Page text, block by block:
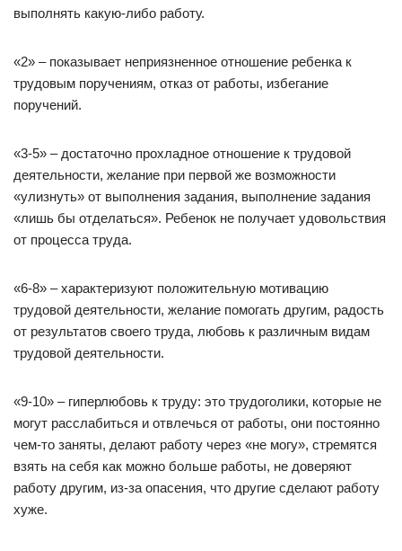
выполнять какую-либо работу.
«2» – показывает неприязненное отношение ребенка к
трудовым поручениям, отказ от работы, избегание
поручений.
«3-5» – достаточно прохладное отношение к трудовой
деятельности, желание при первой же возможности
«улизнуть» от выполнения задания, выполнение задания
«лишь бы отделаться». Ребенок не получает удовольствия
от процесса труда.
«6-8» – характеризуют положительную мотивацию
трудовой деятельности, желание помогать другим, радость
от результатов своего труда, любовь к различным видам
трудовой деятельности.
«9-10» – гиперлюбовь к труду: это трудоголики, которые не
могут расслабиться и отвлечься от работы, они постоянно
чем-то заняты, делают работу через «не могу», стремятся
взять на себя как можно больше работы, не доверяют
работу другим, из-за опасения, что другие сделают работу
хуже.